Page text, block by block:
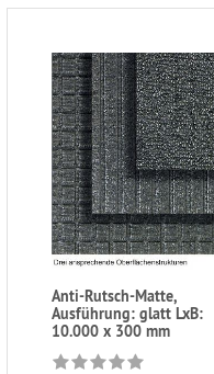
Anti-Rutsch-Matte,
Ausführung: glatt LxB:
10.000 x 300 mm